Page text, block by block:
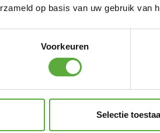
op basis van uw gebruik van
Voorkeuren
Selectie
PRODUCTEN
Outdoor Veneto
€369,00€